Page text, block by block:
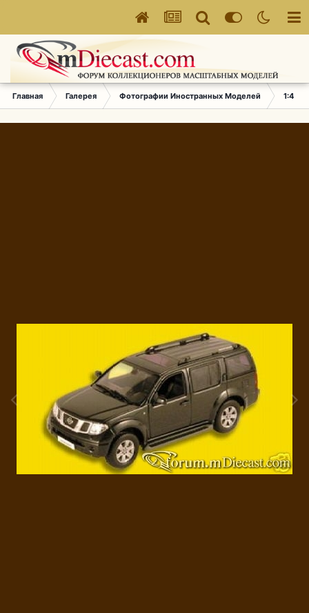
Главная Галерея Фотографии Иностранных Моделей 1:43